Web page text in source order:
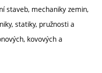
staveb, mechaniky zemin,
statiky, pružnosti a
kovových a